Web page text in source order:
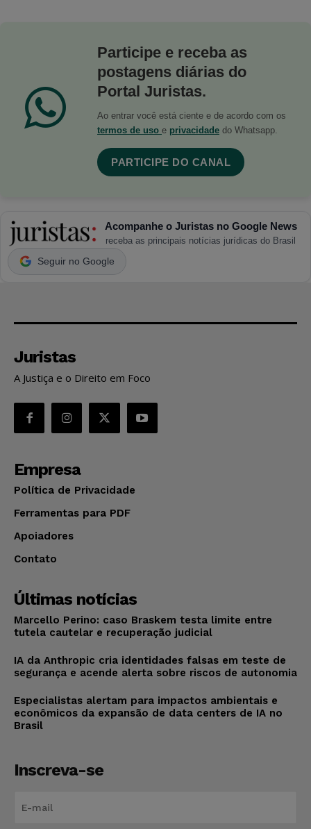
Participe e receba as
postagens diárias do
Portal Juristas.
Ao entrar você está ciente e de acordo com os
termos de uso e privacidade do Whatsapp.
PARTICIPE DO CANAL
Acompanhe o Juristas no Google News
receba as principais notícias jurídicas do Brasil
Seguir no Google
Juristas
A Justiça e o Direito em Foco
Empresa
Política de Privacidade
Ferramentas para PDF
Apoiadores
Contato
Últimas notícias
Marcello Perino: caso Braskem testa limite entre
tutela cautelar e recuperação judicial
IA da Anthropic cria identidades falsas em teste de
segurança e acende alerta sobre riscos de autonomia
Especialistas alertam para impactos ambientais e
econômicos da expansão de data centers de IA no
Brasil
Inscreva-se